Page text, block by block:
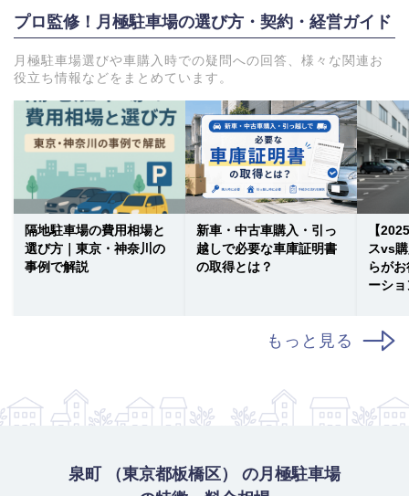
プロ監修！月極駐車場の選び方・契約・経営ガイド
月極駐車場選びや車購入時での疑問への回答、様々な関連お
役立ち情報などをまとめています。
隔地駐車場の費用相場と
選び方｜東京・神奈川の
事例で解説
新車・中古車購入・引っ
越しで必要な車庫証明書
の取得とは？
【
スvs
らが
ーシ
もっと見る
泉町 （東京都板橋区） の月極駐車場